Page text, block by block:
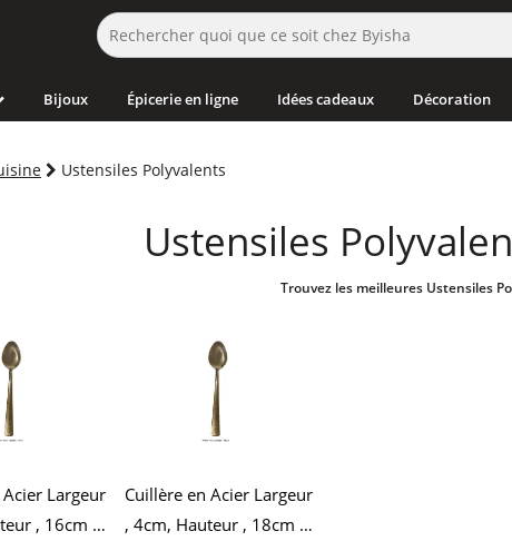
Bijoux Épicerie en ligne Idées cadeaux Décoration
Ustensiles Polyvalents
Ustensiles
Trouvez les meilleures Ustensiles
Largeur
, 16cm ,
Cuillère en Acier Largeur
, 4cm, Hauteur , 18cm ,